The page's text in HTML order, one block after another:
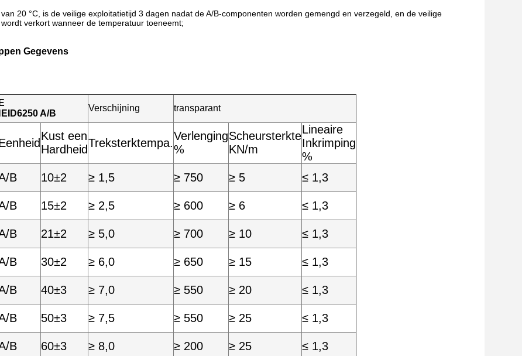
van 20 °C, is de veilige exploitatietijd 3 dagen nadat de A/B-componenten worden gemengd en verzegeld, en de veilige
verkort wanneer de temperatuur toeneemt;
Gegevens
A/B
Verschijning transparant
Kust een
HardheidTreksterktempa.
Verlenging
%
Scheursterkte
KN/m
Lineaire
Inkrimping
%
B 10±2 ≥ 1,5 ≥ 750 ≥ 5
≤ 1,3
B 15±2 ≥ 2,5 ≥ 600 ≥ 6
≤ 1,3
B 21±2 ≥ 5,0 ≥ 700 ≥ 10
≤ 1,3
B 30±2 ≥ 6,0 ≥ 650 ≥ 15
≤ 1,3
B 40±3 ≥ 7,0 ≥ 550 ≥ 20
≤ 1,3
B 50±3 ≥ 7,5 ≥ 550 ≥ 25
≤ 1,3
B 60±3 ≥ 8,0 ≥ 200 ≥ 25
≤ 1,3